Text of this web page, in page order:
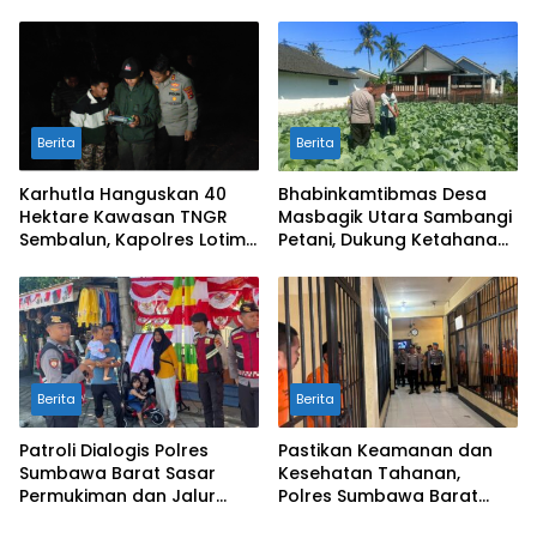
Kuranji Dalang
Berita
Karhutla Hanguskan 40
Hektare Kawasan TNGR
Sembalun, Kapolres Lotim
Api
Berita
Bhabinkamtibmas Desa
Masbagik Utara Sambangi
Petani, Dukung Ketahanan
Pangan
Berita
Patroli Dialogis Polres
Sumbawa Barat Sasar
Permukiman dan Jalur
Berita
Pastikan Keamanan dan
Kesehatan Tahanan,
Polres Sumbawa Barat